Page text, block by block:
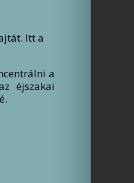
Itt a
a
éjszakai